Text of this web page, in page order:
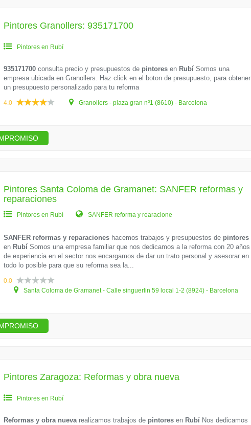
Pintores Granollers: 935171700
Pintores en Rubí
935171700 consulta precio y presupuestos de pintores en Rubí Somos una
empresa ubicada en Granollers. Haz click en el boton de presupuesto, para obtener
un presupuesto personalizado para tu reforma
4.0 Granollers - plaza gran nº1 (8610) - Barcelona
Pintores Santa Coloma de Gramanet: SANFER reformas y
reparaciones
Pintores en Rubí SANFER reforma y rearacione
SANFER reformas y reparaciones hacemos trabajos y presupuestos de pintores
en Rubí Somos una empresa familiar que nos dedicamos a la reforma con 20 años
de experiencia en el sector nos encargamos de dar un trato personal y asesorar en
todo lo posible para que su reforma sea la...
0.0
Santa Coloma de Gramanet - Calle singuerlin 59 local 1-2 (8924) - Barcelona
Pintores Zaragoza: Reformas y obra nueva
Pintores en Rubí
Reformas y obra nuevarealizamos trabajos de pintores en Rubí Nos dedicamos